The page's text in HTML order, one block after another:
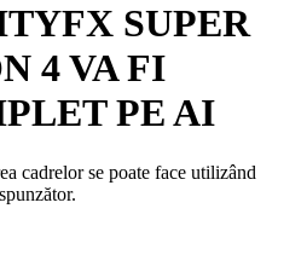
SUPER
4 VA FI
PE AI
cadrelor se poate face utilizând